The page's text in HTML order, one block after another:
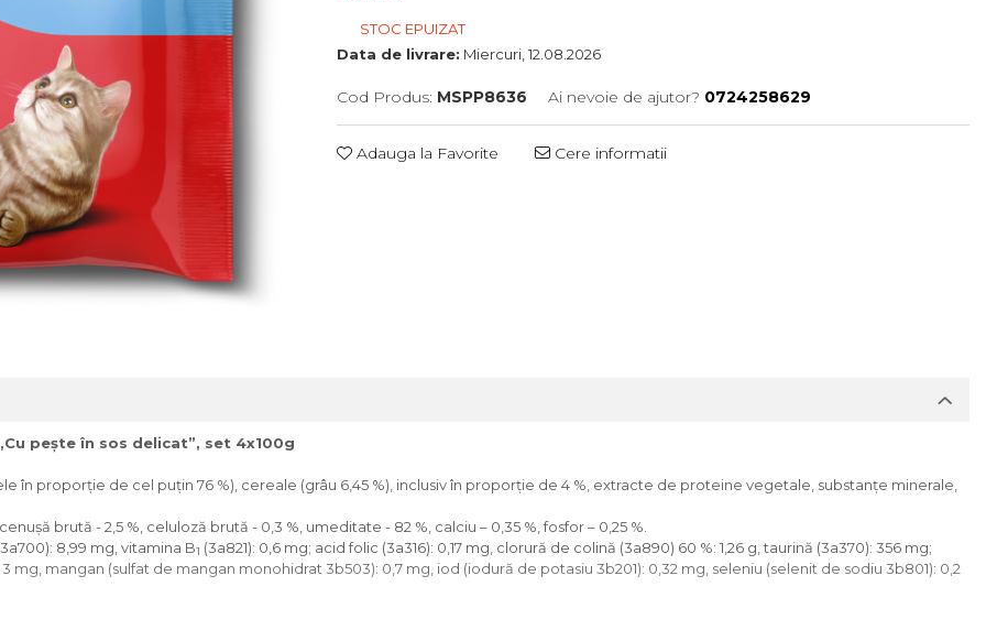
STOC EPUIZAT
Data de livrare: Miercuri, 12.08.2026
Cod Produs: MSPP8636 Ai nevoie de ajutor? 0724258629
Adauga la Favorite Cere informatii
pește în sos delicat”, set 4x100g
în proporţie de cel puţin 76 %), cereale (grâu 6,45 %), inclusiv în proporţie de 4 %, extracte de proteine vegetale, substanțe minerale,
brută - 2,5 %, celuloză brută - 0,3 %, umeditate - 82 %, calciu – 0,35 %, fosfor – 0,25 %.
8,99 mg, vitamina B1 (3a821): 0,6 mg; acid folic (3a316): 0,17 mg, clorură de colină (3a890) 60 %: 1,26 g, taurină (3a370): 356 mg;
mangan (sulfat de mangan monohidrat 3b503): 0,7 mg, iod (iodură de potasiu 3b201): 0,32 mg, seleniu (selenit de sodiu 3b801): 0,2